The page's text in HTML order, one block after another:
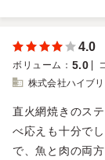
4.0
ボリューム ： 5.0
株式会社ハイブ
直火網焼きのス
べ応えも十分で
で、魚と肉の両